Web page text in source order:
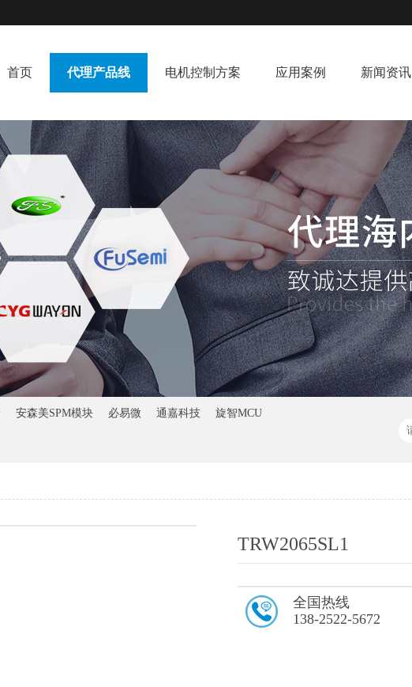
首页 代理产品线 电机控制方案 应用案例 新闻资讯
安森美SPM模块 必易微 通嘉科技 旋智MCU
TRW2065SL1
全国热线
138-2522-5672